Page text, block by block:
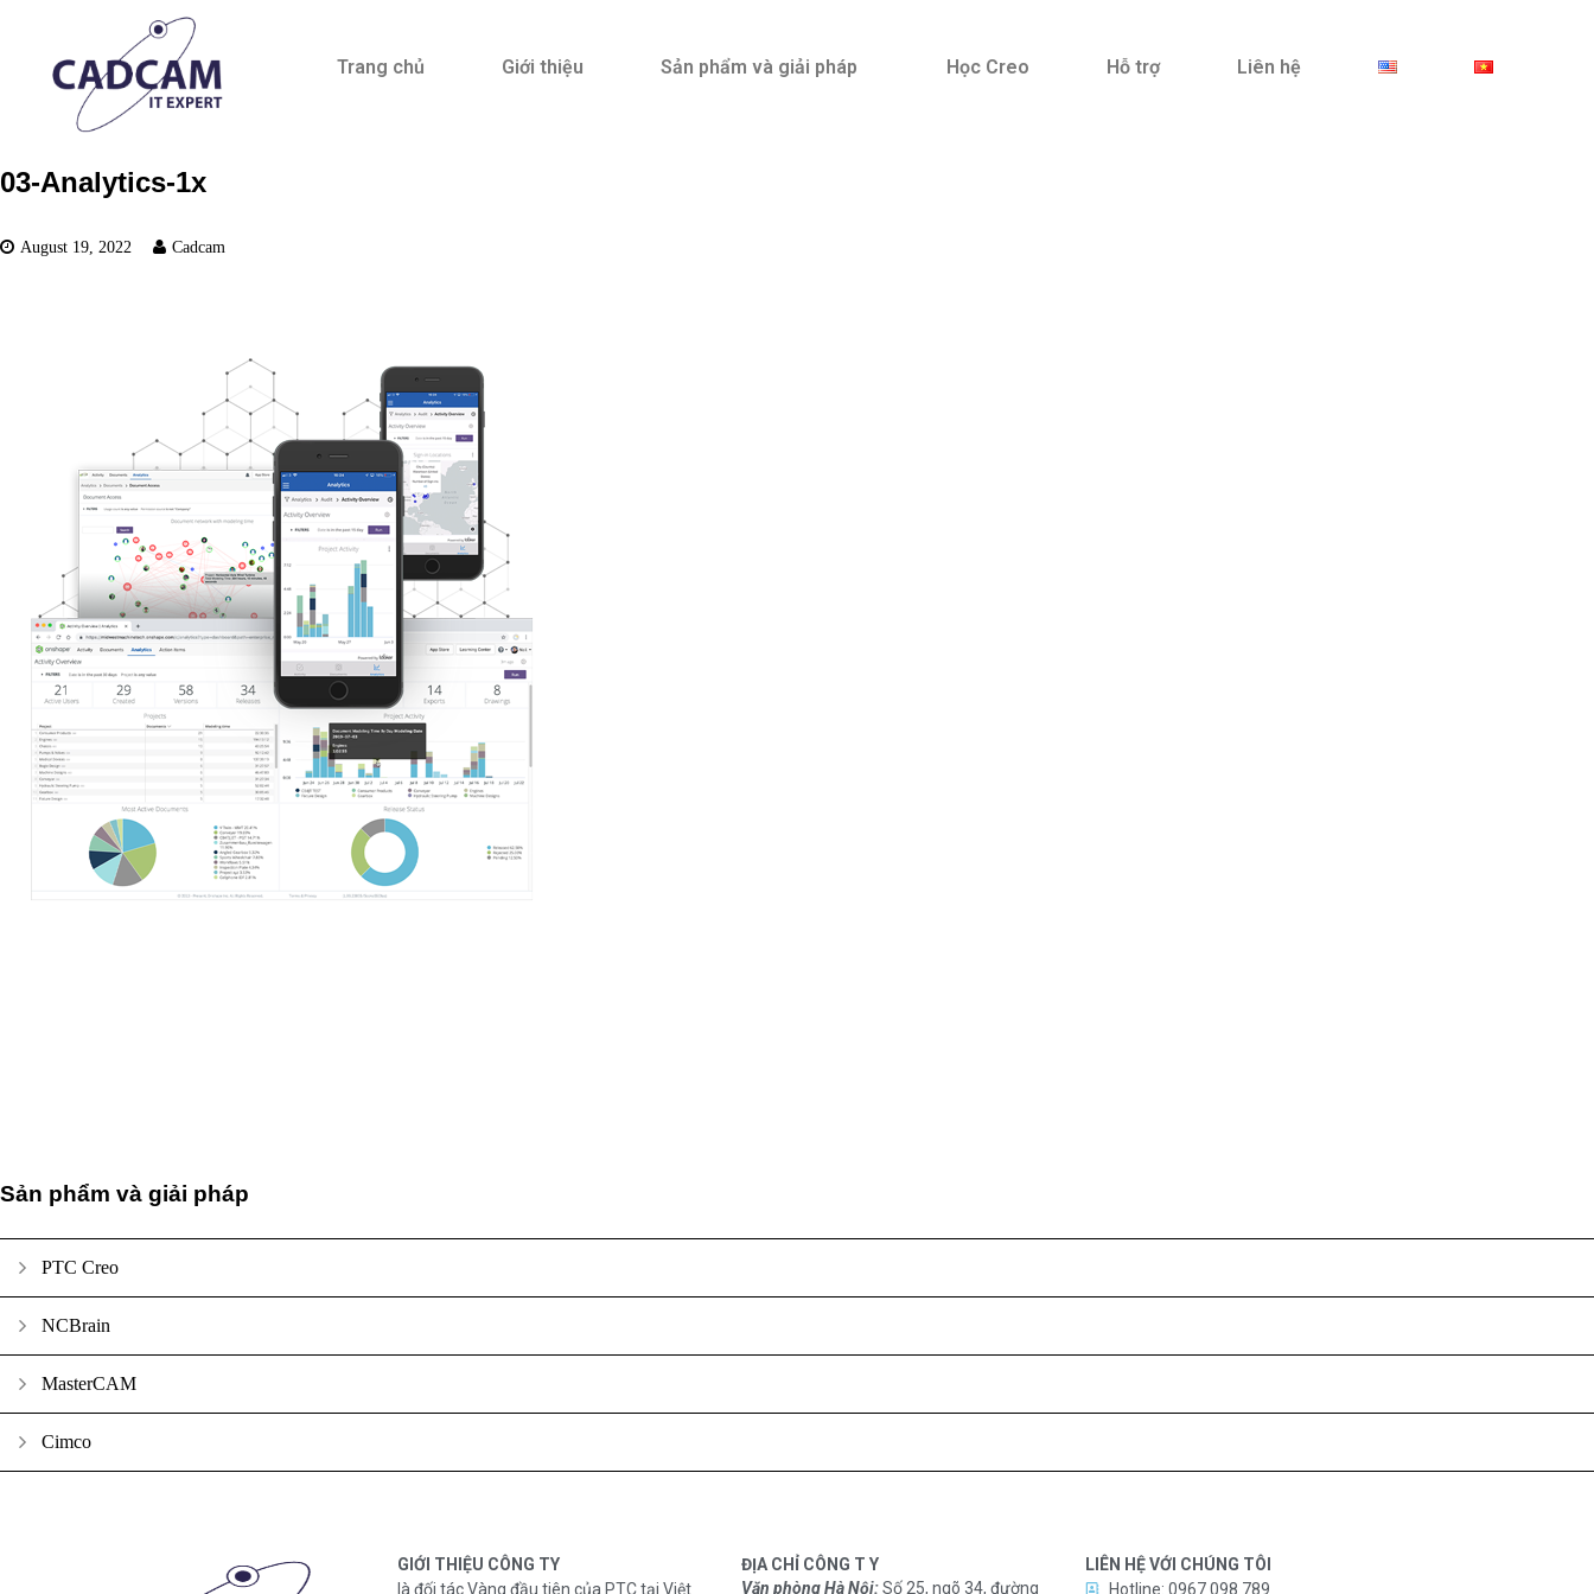
Trang chủ Giới thiệu Sản phẩm và giải pháp Học Creo Hỗ trợ Liên hệ
03-Analytics-1x
August 19, 2022 Cadcam
Sản phẩm và giải pháp
PTC Creo
NCBrain
MasterCAM
Cimco
GIỚI THIỆU CÔNG TY
là đối tác Vàng đầu tiên của PTC tại Việt
ĐỊA CHỈ CÔNG T Y
Văn phòng Hà Nội:Số 25, ngõ 34, đường
LIÊN HỆ VỚI CHÚNG TÔI
Hotline: 0967 098 789